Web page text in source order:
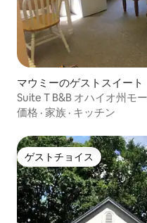
マウミーのゲストスイート
Suite T B&B オハイオ州モーミーの歴史あるアップタウンに
あります
価格 · 家族 · キッチン
ゲストチョイス
ゲストチョイス